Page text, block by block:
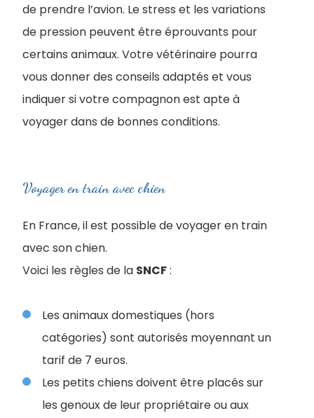
de prendre l’avion. Le stress et les variations
de pression peuvent être éprouvants pour
certains animaux. Votre vétérinaire pourra
vous donner des conseils adaptés et vous
indiquer si votre compagnon est apte à
voyager dans de bonnes conditions.
Voyager en train avec chien
En France, il est possible de voyager en train
avec son chien.
Voici les règles de la SNCF:
Les animaux domestiques (hors
catégories) sont autorisés moyennant un
tarif de 7 euros.
Les petits chiens doivent être placés sur
les genoux de leur propriétaire ou aux